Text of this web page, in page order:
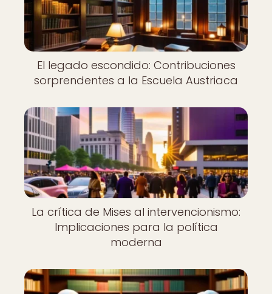
El legado escondido: Contribuciones
sorprendentes a la Escuela Austriaca
La crítica de Mises al intervencionismo:
Implicaciones para la política
moderna